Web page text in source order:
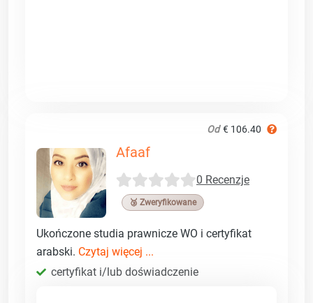
Od € 106.40
Afaaf
0 Recenzje
🥉 Zweryfikowane
Ukończone studia prawnicze WO i certyfikat
arabski. Czytaj więcej ...
certyfikat i/lub doświadczenie